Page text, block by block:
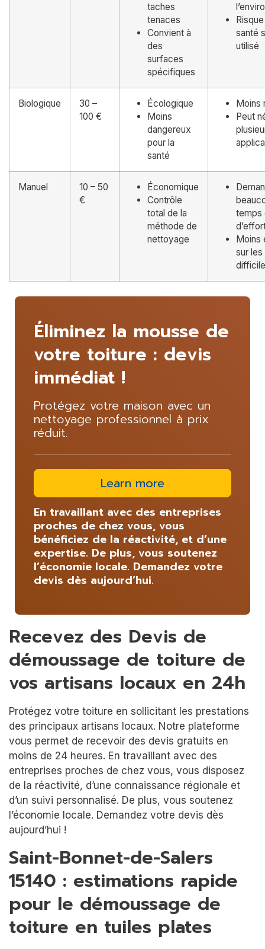
taches
tenaces
Convient à
des
surfaces
spécifiques
santé
utilisé
Biologique
30 –
100 €
Écologique
Moins
dangereux
pour la
santé
Moins
Peut
Manuel
10 – 50
€
Économique
Contrôle
total de la
méthode de
nettoyage
temps
Moins
sur
Éliminez la mousse de
votre toiture : devis
immédiat !
Protégez votre maison avec un
nettoyage professionnel à prix
réduit.
Learn more
En travaillant avec des entreprises
proches de chez vous, vous
bénéficiez de la réactivité, et d’une
expertise. De plus, vous soutenez
l’économie locale. Demandez votre
devis dès aujourd’hui.
Recevez des Devis de
démoussage de toiture de
vos artisans locaux en 24h
Protégez votre toiture en sollicitant les prestations
des principaux artisans locaux. Notre plateforme
vous permet de recevoir des devis gratuits en
moins de 24 heures. En travaillant avec des
entreprises proches de chez vous, vous disposez
de la réactivité, d’une connaissance régionale et
d’un suivi personnalisé. De plus, vous soutenez
l’économie locale. Demandez votre devis dès
aujourd’hui !
Saint-Bonnet-de-Salers
15140 : estimations rapide
pour le démoussage de
toiture en tuiles plates